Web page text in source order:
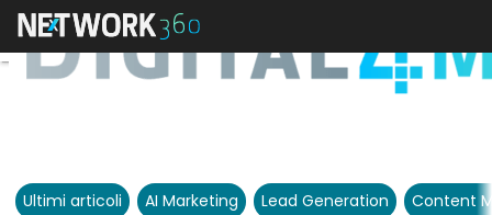
Ultimi articoli AI Marketing Lead Generation Content